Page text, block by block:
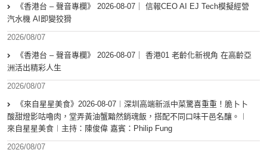
《香港台 – 聲音專欄》 2026-08-07｜ 信報CEO AI EJ Tech模擬經營
汽水機 AI即變狡猾
2026/08/07
《香港台 – 聲音專欄》 2026-08-07｜ 香港01 老齡化新視角 在高齡亞
洲活出精彩人生
2026/08/07
《來自星星美食》2026-08-07︱深圳高端新派中菜驚喜重重！脆卜卜
酸甜燈影咕嚕肉，堂弄黃油蟹黯然銷魂飯，搭配不同口味干邑名釀。︱
來自星星美食︱主持：陳俊偉 嘉賓：Philip Fung
2026/08/07